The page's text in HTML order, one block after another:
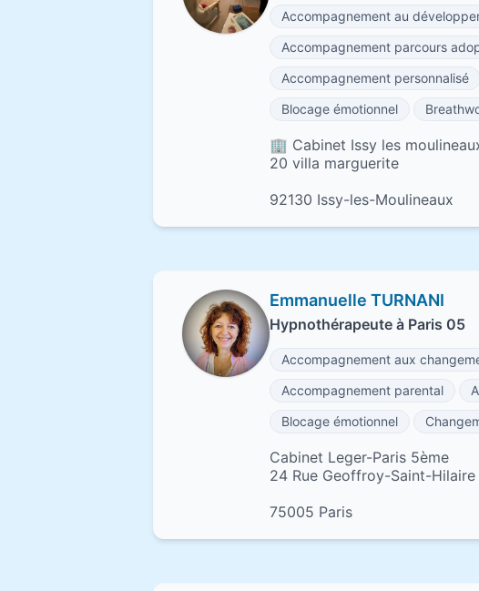
Accompagnement au
Accompagnement parcours
Accompagnement personnalisé
Blocage émotionnel
🏢 Cabinet Issy les
20 villa marguerite
92130 Issy-les-Moulineaux
Emmanuelle TURNANI
Hypnothérapeute à Paris 05
Accompagnement aux
Accompagnement parental
Blocage émotionnel
Cabinet Leger-Paris 5ème
24 Rue Geoffroy-Saint-Hilaire
75005 Paris